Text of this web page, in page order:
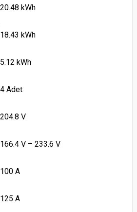
20.48 kWh
18.43 kWh
5.12 kWh
4 Adet
204.8 V
166.4 V – 233.6 V
100 A
125 A